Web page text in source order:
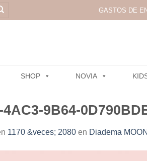
GASTOS DE
SHOP NOVIA
4AC3-9B64-
1170 &veces; 2080 en Diadema